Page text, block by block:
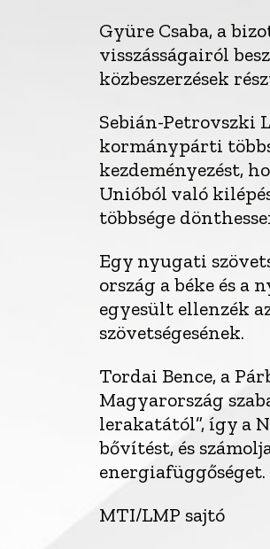
Gyüre Csaba, a
visszásságairól
közbeszerzések
Sebián-Petrovszki
kormánypárti
kezdeményezést,
Unióból való
többsége
Egy nyugati
ország a béke és a
egyesült ellenzék
szövetségesének.
Tordai Bence, a
Magyarország
lerakatától”, így a
bővítést, és
energiafüggőséget.
MTI/LMP sajtó